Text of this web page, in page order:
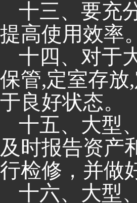
十三、要充
提高使用效率。
十四、对于
保管,定室存放,
于良好状态。
十五、大型
及时报告资产
行检修，并做
十六、大型